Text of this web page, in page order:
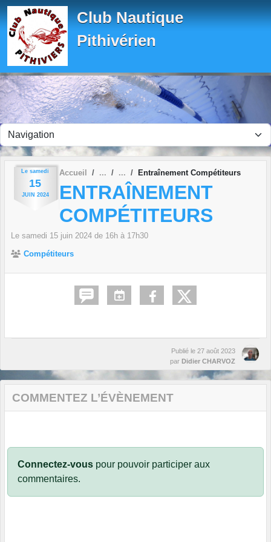
Club Nautique
Pithivérien
Le samedi
15
JUIN 2024
Accueil Entraînement Compétiteurs
ENTRAÎNEMENT
COMPÉTITEURS
Le samedi 15 juin 2024 de 16h à 17h30
Compétiteurs
Publié le 27 août 2023
par Didier CHARVOZ
COMMENTEZ L’ÉVÈNEMENT
Connectez-vous pour pouvoir participer aux
commentaires.
Panneau de gestion des cookies